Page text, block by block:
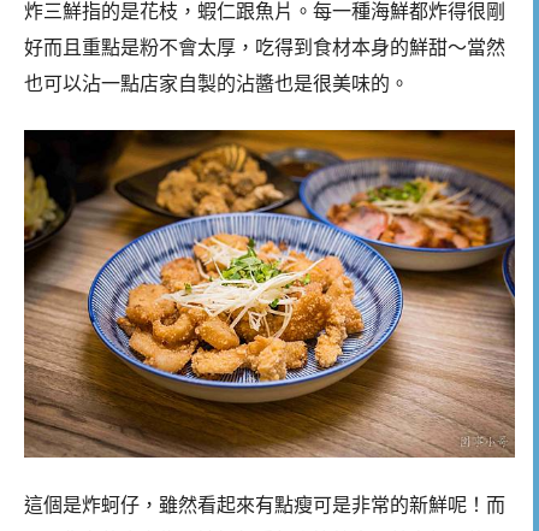
炸三鮮指的是花枝，蝦仁跟魚片。每一種海鮮都炸得很剛
好而且重點是粉不會太厚，吃得到食材本身的鮮甜～當然
也可以沾一點店家自製的沾醬也是很美味的。
這個是炸蚵仔，雖然看起來有點瘦可是非常的新鮮呢！而